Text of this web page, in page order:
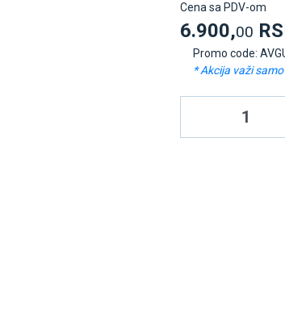
Cena sa PDV-om
6.900,00
Promo code:
* Akcija važi